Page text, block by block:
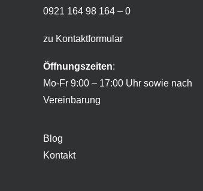
0921 164 98 164 – 0
zu Kontaktformular
Öffnungszeiten:
Mo-Fr 9:00 – 17:00 Uhr sowie nach
Vereinbarung
Blog
Kontakt